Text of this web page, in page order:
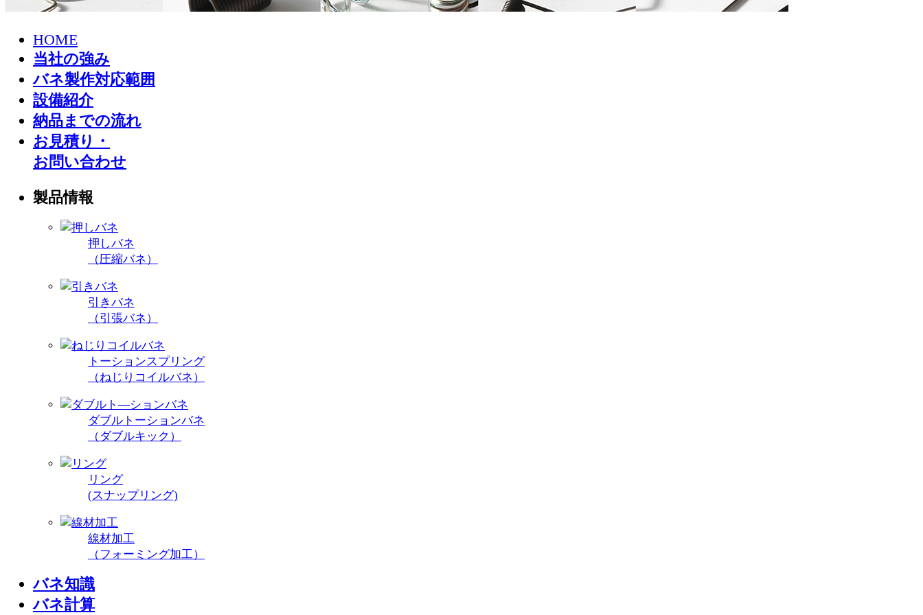
HOME
当社の強み
バネ製作対応範囲
設備紹介
納品までの流れ
お見積り・
お問い合わせ
製品情報
押しバネ
（圧縮バネ）
引きバネ
（引張バネ）
トーションスプリング
（ねじりコイルバネ）
ダブルトーションバネ
（ダブルキック）
リング
(スナップリング)
線材加工
（フォーミング加工）
バネ知識
バネ計算